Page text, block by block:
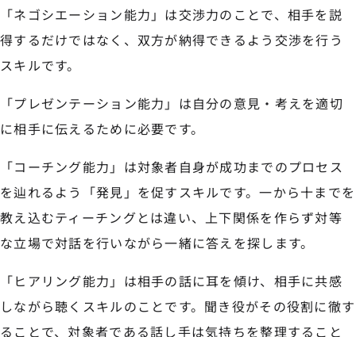
「ネゴシエーション能力」は交渉力のことで、相手を説
得するだけではなく、双方が納得できるよう交渉を行う
スキルです。
「プレゼンテーション能力」は自分の意見・考えを適切
に相手に伝えるために必要です。
「コーチング能力」は対象者自身が成功までのプロセス
を辿れるよう「発見」を促すスキルです。一から十までを
教え込むティーチングとは違い、上下関係を作らず対等
な立場で対話を行いながら一緒に答えを探します。
「ヒアリング能力」は相手の話に耳を傾け、相手に共感
しながら聴くスキルのことです。聞き役がその役割に徹す
ることで、対象者である話し手は気持ちを整理すること